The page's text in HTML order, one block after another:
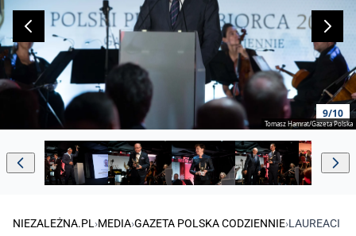
9/10
Tomasz Hamrat/Gazeta Polska
NIEZALEŻNA.PL ›MEDIA›GAZETA POLSKA CODZIENNIE›LAUREACI III